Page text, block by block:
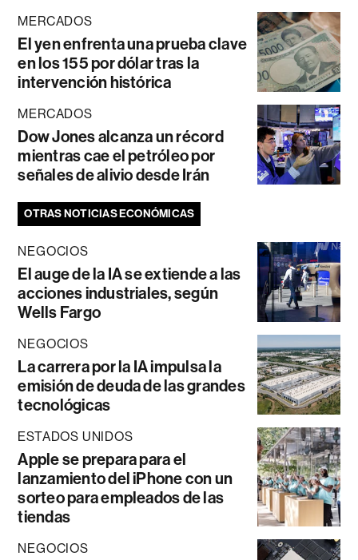
MERCADOS
El yen enfrenta una prueba clave
en los 155 por dólar tras la
intervención histórica
MERCADOS
Dow Jones alcanza un récord
mientras cae el petróleo por
señales de alivio desde Irán
OTRAS NOTICIAS ECONÓMICAS
NEGOCIOS
El auge de la IA se extiende a las
acciones industriales, según
Wells Fargo
NEGOCIOS
La carrera por la IA impulsa la
emisión de deuda de las grandes
tecnológicas
ESTADOS UNIDOS
Apple se prepara para el
lanzamiento del iPhone con un
sorteo para empleados de las
tiendas
NEGOCIOS